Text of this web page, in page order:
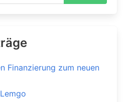
Finanzierung zum neuen